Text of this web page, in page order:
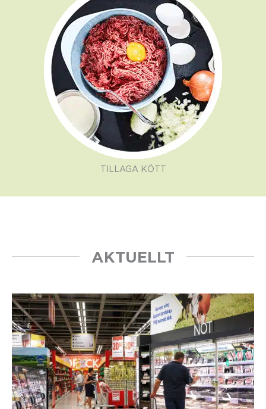
TILLAGA KÖTT
AKTUELLT